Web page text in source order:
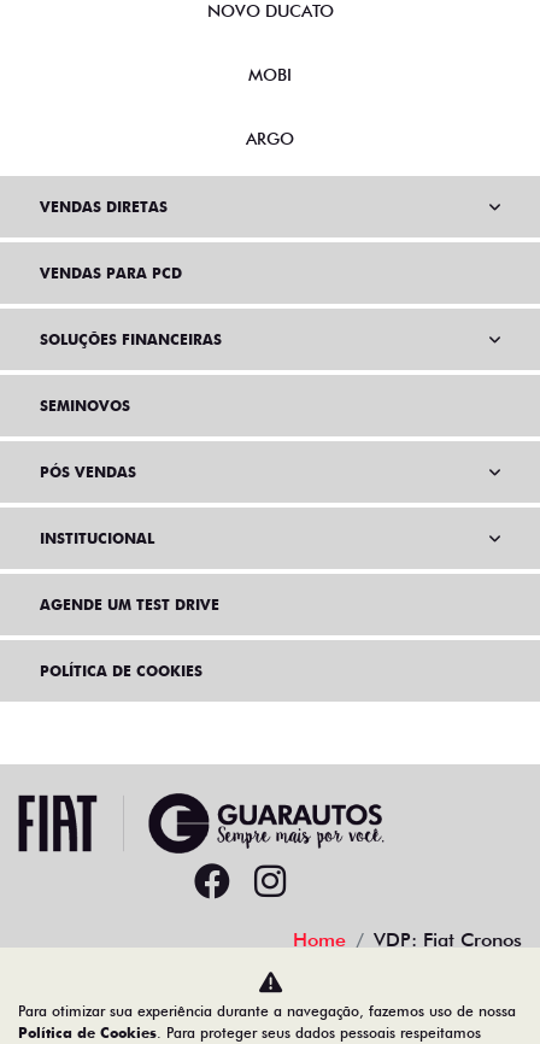
NOVO DUCATO
MOBI
ARGO
VENDAS DIRETAS
VENDAS PARA PCD
SOLUÇÕES FINANCEIRAS
SEMINOVOS
PÓS VENDAS
INSTITUCIONAL
AGENDE UM TEST DRIVE
POLÍTICA DE COOKIES
Home VDP: Fiat Cronos
Desacelere. Seu bem maior é a vida.
Para otimizar sua experiência durante a navegação, fazemos uso de nossa
Política de Cookies. Para proteger seus dados pessoais respeitamos